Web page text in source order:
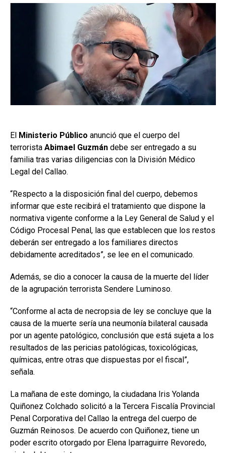
El Ministerio Público anunció que el cuerpo del
terrorista Abimael Guzmán debe ser entregado a su
familia tras varias diligencias con la División Médico
Legal del Callao.
“Respecto a la disposición final del cuerpo, debemos
informar que este recibirá el tratamiento que dispone la
normativa vigente conforme a la Ley General de Salud y el
Código Procesal Penal, las que establecen que los restos
deberán ser entregado a los familiares directos
debidamente acreditados”, se lee en el comunicado.
Además, se dio a conocer la causa de la muerte del líder
de la agrupación terrorista Sendere Luminoso.
“Conforme al acta de necropsia de ley se concluye que la
causa de la muerte sería una neumonía bilateral causada
por un agente patológico, conclusión que está sujeta a los
resultados de las pericias patológicas, toxicológicas,
químicas, entre otras que dispuestas por el fiscal”,
señala.
La mañana de este domingo, la ciudadana Iris Yolanda
Quiñonez Colchado solicitó a la Tercera Fiscalía Provincial
Penal Corporativa del Callao la entrega del cuerpo de
Guzmán Reinosos. De acuerdo con Quiñonez, tiene un
poder escrito otorgado por Elena Iparraguirre Revoredo,